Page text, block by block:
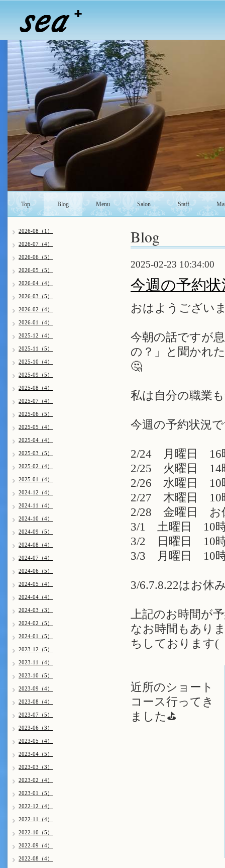
Top Blog Menu Salon Staff
Blog
2025-02-23 10:34:00
今週の予約
おはようござい
今朝の話ですが
の？」と聞かれ
🤔
私は自分の職業
今週の予約状況
2/24 月曜日 16
2/25 火曜日 14
2/26 水曜日 10
2/27 木曜日 10
2/28 金曜日 お
3/1 土曜日 10
3/2 日曜日 10
3/3 月曜日 10
3/6.7.8.22はお休
上記のお時間が
なお時間もあり
ちしております(
近所のショート
コース行ってき
ました⛳
2026-08（1）
2026-07（4）
2026-06（5）
2026-05（5）
2026-04（4）
2026-03（5）
2026-02（4）
2026-01（4）
2025-12（4）
2025-11（5）
2025-10（4）
2025-09（5）
2025-08（4）
2025-07（4）
2025-06（5）
2025-05（4）
2025-04（4）
2025-03（5）
2025-02（4）
2025-01（4）
2024-12（4）
2024-11（4）
2024-10（4）
2024-09（5）
2024-08（4）
2024-07（4）
2024-06（5）
2024-05（4）
2024-04（4）
2024-03（3）
2024-02（5）
2024-01（5）
2023-12（5）
2023-11（4）
2023-10（5）
2023-09（4）
2023-08（4）
2023-07（5）
2023-06（3）
2023-05（4）
2023-04（5）
2023-03（3）
2023-02（4）
2023-01（5）
2022-12（4）
2022-11（4）
2022-10（5）
2022-09（4）
2022-08（4）